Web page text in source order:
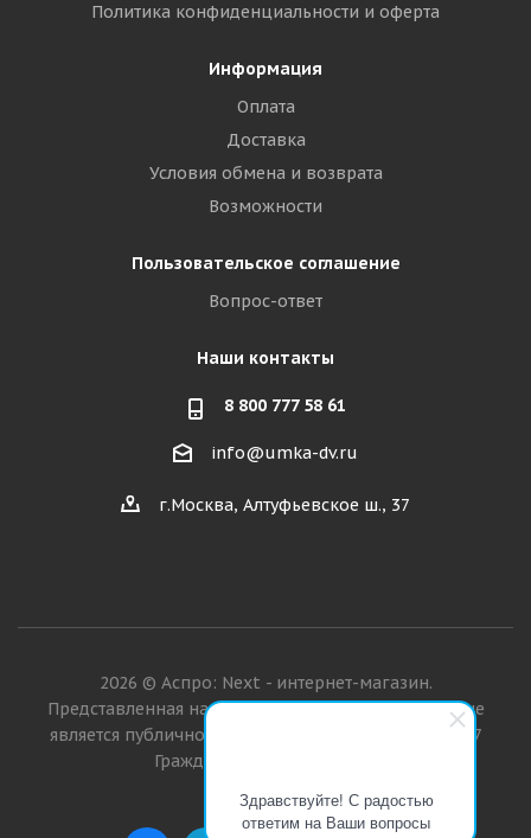
Здравствуйте! С радостью
ответим на Ваши вопросы
Политика конфиденциальности и оферта
Информация
Оплата
Доставка
Условия обмена и возврата
Возможности
Пользовательское соглашение
Вопрос-ответ
Наши контакты
8 800 777 58 61
info@umka-dv.ru
г.Москва, Алтуфьевское ш., 37
2026 © Аспро: Next - интернет-магазин.
Представленная на сайте информация о товарах не
является публичной офертой в значении п. 2 ст. 437
Гражданского кодекса РФ.